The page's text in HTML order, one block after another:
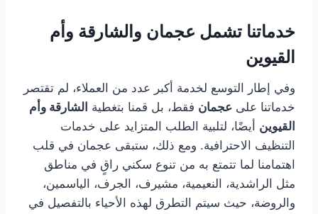
خدماتنا تشمل عجمان والشارقة وأم
القيوين
وفي إطار التوسع لخدمة أكبر عدد من العملاء، لم تقتصر
خدماتنا على عجمان فقط، بل قمنا بتغطية الشارقة وأم
القيوين أيضًا، لتلبية الطلب المتزايد على خدمات
التنظيف الاحترافية. ومع ذلك، ستبقى عجمان في قلب
اهتمامنا لما تتمتع به من تنوع سكني راقٍ في مناطق
مثل الراشدية، النعيمية، مشيرف، الجرف، الياسمين،
والروضة، حيث سيتم التطرق لهذه الأحياء بالتفصيل في